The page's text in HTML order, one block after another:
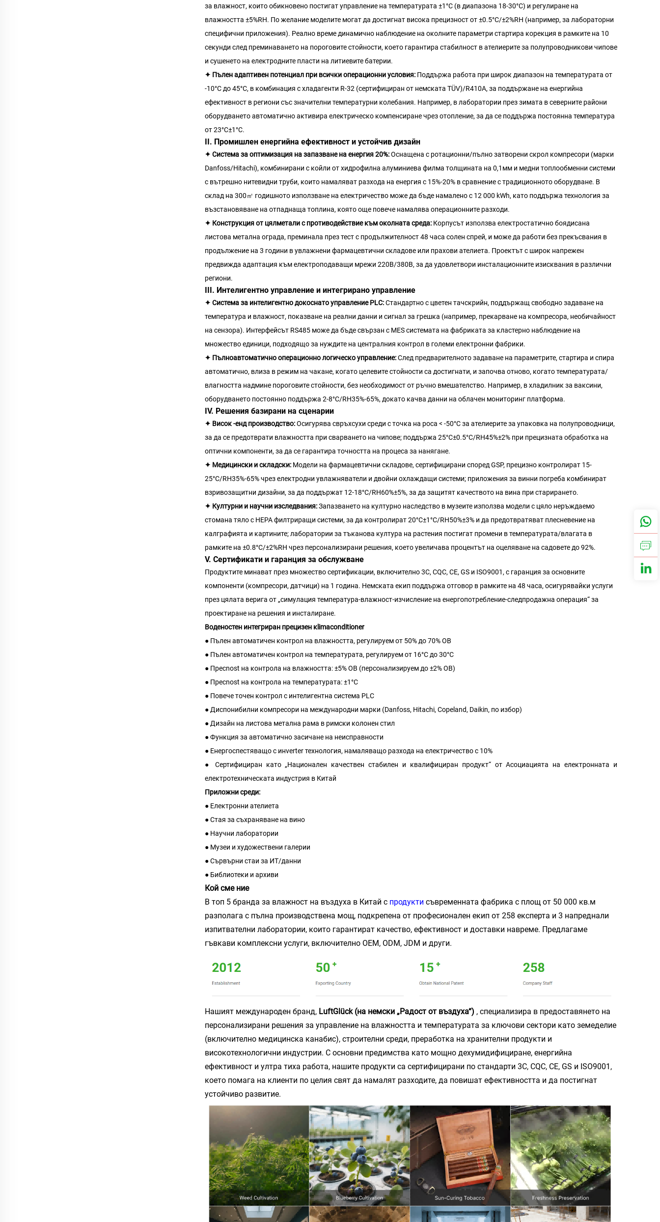
за влажност, които обикновено постигат управление на температурата ±1°C (в диапазона 18-30°C) и регулиране на
влажността ±5%RH. По желание моделите могат да достигнат висока прецизност от ±0.5°C/±2%RH (например, за лабораторни
специфични приложения). Реално време динамично наблюдение на околните параметри стартира корекция в рамките на 10
секунди след преминаването на пороговите стойности, което гарантира стабилност в ателиерите за полупроводникови чипове
и сушенето на електродните пласти на литиевите батерии.
✦ Пълен адаптивен потенциал при всички операционни условия: Поддържа работа при широк диапазон на температурата от
-10°C до 45°C, в комбинация с хладагенти R-32 (сертифициран от немската TÜV)/R410A, за поддържане на енергийна
ефективност в региони със значителни температурни колебания. Например, в лаборатории през зимата в северните райони
оборудването автоматично активира електрическо компенсиране чрез отопление, за да се поддържа постоянна температура
от 23°C±1°C.
II. Промишлен енергийна ефективност и устойчив дизайн
✦ Система за оптимизация на запазване на енергия 20%:Оснащена с ротационни/пълно затворени скрол компресори (марки
Danfoss/Hitachi), комбинирани с койли от хидрофилна алуминиева филма толщината на 0,1мм и медни топлообменни системи
с вътрешно нитевидни труби, които намаляват разхода на енергия с 15%-20% в сравнение с традиционното оборудване. В
склад на 300㎡ годишното използване на електричество може да бъде намалено с 12 000 kWh, като поддържа технология за
възстановяване на отпаднаща топлина, която още повече намалява операционните разходи.
✦ Конструкция от цялметали с противодействие към околната среда: Корпусът използва електростатично боядисана
листова метална ограда, преминала през тест с продължителност 48 часа солен спрей, и може да работи без прекъсвания в
продължение на 3 години в увлажнени фармацевтични складове или прахови ателиета. Проектът с широк напрежен
предвижда адаптация към електроподаващи мрежи 220В/380В, за да удовлетвори инсталационните изисквания в различни
региони.
III. Интелигентно управление и интегрирано управление
✦ Система за интелигентно докоснато управление PLC:Стандартно с цветен тачскрийн, поддържащ свободно задаване на
температура и влажност, показване на реални данни и сигнал за грешка (например, прекарване на компресора, необичайност
на сензора). Интерфейсът RS485 може да бъде свързан с MES системата на фабриката за кластерно наблюдение на
множество единици, подходящо за нуждите на централния контрол в големи електронни фабрики.
✦ Пълноавтоматично операционно логическо управление:След предварителното задаване на параметрите, стартира и спира
автоматично, влиза в режим на чакане, когато целевите стойности са достигнати, и започва отново, когато температурата/
влагността надмине пороговите стойности, без необходимост от ръчно вмешателство. Например, в хладилник за ваксини,
оборудването постоянно поддържа 2-8°C/RH35%-65%, докато качва данни на облачен мониторинг платформа.
IV. Решения базирани на сценарии
✦ Висок-енд производство:Осигурява свръхсухи среди с точка на роса < -50°C за ателиерите за упаковка на полупроводници,
за да се предотврати влажността при сварването на чипове; поддържа 25°C±0.5°C/RH45%±2% при прецизната обработка на
оптични компоненти, за да се гарантира точността на процеса за нанягане.
✦ Медицински и складски: Модели на фармацевтични складове, сертифицирани според GSP, прецизно контролират 15-
25°C/RH35%-65% чрез електродни увлажняватели и двойни охлаждащи системи; приложения за винни погреба комбинират
взривозащитни дизайни, за да поддържат 12-18°C/RH60%±5%, за да защитят качеството на вина при старирането.
✦ Културни и научни изследвания:Запазването на културно наследство в музеите използва модели с цяло неръждаемо
стомана тяло с HEPA филтриращи системи, за да контролират 20°C±1°C/RH50%±3% и да предотвратяват плесневение на
калграфията и картините; лаборатории за тъканова култура на растения постигат промени в температурата/влагата в
рамките на ±0.8°C/±2%RH чрез персонализирани решения, което увеличава процентът на оцеляване на садовете до 92%.
V. Сертификати и гаранция за обслужване
Продуктите минават през множество сертификации, включително 3C, CQC, CE, GS и ISO9001, с гаранция за основните
компоненти (компресори, датчици) на 1 година. Немската екип поддържа отговор в рамките на 48 часа, осигурявайки услуги
през цялата верига от „симулация температура-влажност-изчисление на енергопотребление-следпродажна операция“ за
проектиране на решения и инсталиране.
Воденостен интегриран прецизен кlimaconditioner
● Пълен автоматичен контрол на влажността, регулируем от 50% до 70% ОВ
● Пълен автоматичен контрол на температурата, регулируем от 16°C до 30°C
● Пресnost на контрола на влажността: ±5% ОВ (персонализируем до ±2% ОВ)
● Пресnost на контрола на температурата: ±1°C
● Повече точен контрол с интелигентна система PLC
● Диспонибилни компресори на международни марки (Danfoss, Hitachi, Copeland, Daikin, по избор)
● Дизайн на листова метална рама в римски колонен стил
● Функция за автоматично засичане на неисправности
● Енергоспестяващо с инverter технология, намаляващо разхода на електричество с 10%
● Сертифициран като „Национален качествен стабилен и квалифициран продукт“ от Асоциацията на електронната и
електротехническата индустрия в Китай
Приложни среди:
● Електронни ателиета
● Стая за съхраняване на вино
● Научни лаборатории
● Музеи и художествени галерии
● Сървърни стаи за ИТ/данни
● Библиотеки и архиви
Кой сме ние
В топ 5 бранда за влажност на въздуха в Китай с продукти съвременната фабрика с площ от 50 000 кв.м
разполага с пълна производствена мощ, подкрепена от професионален екип от 258 експерта и 3 напреднали
изпитвателни лаборатории, които гарантират качество, ефективност и доставки навреме. Предлагаме
гъвкави комплексни услуги, включително OEM, ODM, JDM и други.
Нашият международен бранд, LuftGlück (на немски „Радост от въздуха“) , специализира в предоставянето на
персонализирани решения за управление на влажността и температурата за ключови сектори като земеделие
(включително медицинска канабис), строителни среди, преработка на хранителни продукти и
високотехнологични индустрии. С основни предимства като мощно дехумидифициране, енергийна
ефективност и ултра тиха работа, нашите продукти са сертифицирани по стандарти 3C, CQC, CE, GS и ISO9001,
което помага на клиенти по целия свят да намалят разходите, да повишат ефективността и да постигнат
устойчиво развитие.